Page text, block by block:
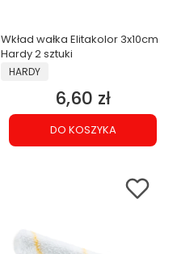
Wkład wałka Elitakolor 3x10cm
Hardy 2 sztuki
PRODUCENT
HARDY
Cena
6,60 zł
DO KOSZYKA